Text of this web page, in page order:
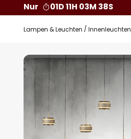
Nur 01D 11H 03M 37S
Lampen & Leuchten Innenleuchten
Zum
Ende
Bildgalerie
springen